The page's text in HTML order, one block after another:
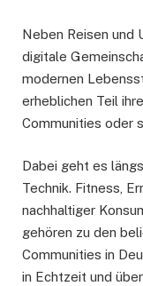
Neben Reisen und
digitale
modernen
erheblichen Teil
Communities oder
Dabei geht es
Technik. Fitness,
nachhaltiger
gehören zu den
Communities in
in Echtzeit und